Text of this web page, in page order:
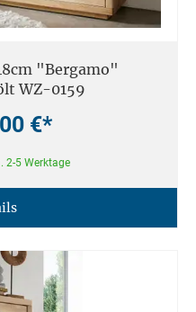
"Bergamo"
WZ-0159
€*
2-5 Werktage